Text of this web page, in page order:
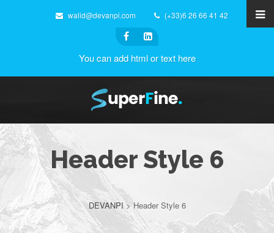
walid@devanpi.com (+33)6 26 66 41 42
You can add html or text here
Header Style 6
DEVANPI>Header Style 6